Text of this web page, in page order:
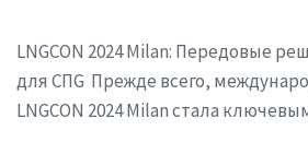
LNGCON 2024 Milan: Передовые
для СПG Прежде всего,
LNGCON 2024 Milan стала